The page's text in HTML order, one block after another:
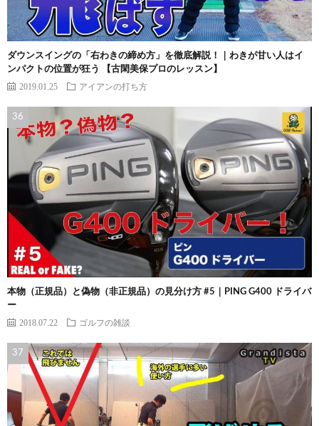
ダウンスイングの「右わきの締め方」を徹底解説！｜わきが甘い人はイ
ンパクトの位置が狂う 【古閑美保プロのレッスン】
2019.01.25 アイアンの打ち方
本物（正規品）と偽物（非正規品）の見分け方 #5｜PING G400 ドライバ
ー
2018.07.22 ゴルフの雑談